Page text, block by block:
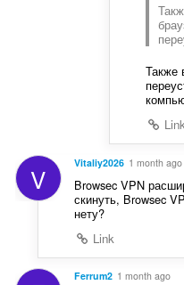
Также
Link
V Vitaliy2026 1 month ago
Browsec VPN
скинуть, Browsec
нету?
Link
Ferrum2 1 month ago